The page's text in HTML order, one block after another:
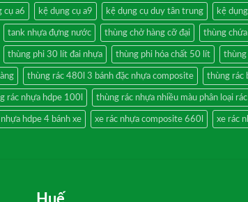
cụ a6 kệ dụng cụ a9 kệ dụng cụ duy tân trung kệ
tank nhựa đựng nước thùng chở hàng cỡ đại thùng
thùng phi 30 lít đai nhựa thùng phi hóa chất 50 lít thùng
thùng rác 480l 3 bánh đặc nhựa composite thùng rác
rác nhựa hdpe 100l thùng rác nhựa nhiều màu phân loại rác
hdpe 4 bánh xe xe rác nhựa composite 660l xe rác
Huế